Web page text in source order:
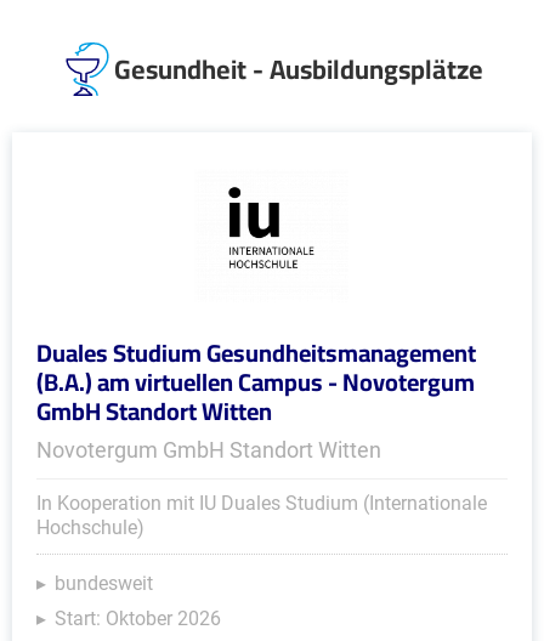
Gesundheit - Ausbildungsplätze
Duales Studium Gesundheitsmanagement
(B.A.) am virtuellen Campus - Novotergum
GmbH Standort Witten
Novotergum GmbH Standort Witten
In Kooperation mit IU Duales Studium (Internationale
Hochschule)
bundesweit
Start: Oktober 2026